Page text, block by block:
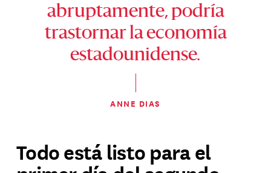
abruptamente, podría
trastornar la economía
estadounidense.
ANNE DIAS
Todo está listo para el